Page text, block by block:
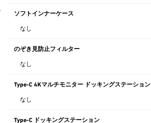
ソフトインナーケース
なし
のぞき見防止フィルター
なし
Type-C 4Kマルチモニター ドッキングステーション
なし
Type-C ドッキングステーション